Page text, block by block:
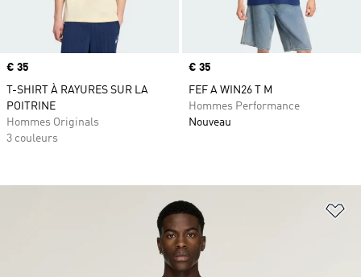
Prix
€ 35
T-SHIRT À RAYURES SUR LA
POITRINE
Hommes Originals
3 couleurs
Prix
€ 35
FEF A WIN26 T M
Hommes Performance
Nouveau